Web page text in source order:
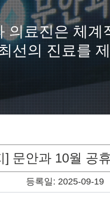
의료진은 체계
선의 진료를
] 문안과 10월 공
등록일: 2025-09-19